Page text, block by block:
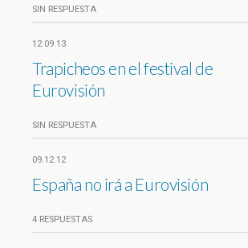
SIN RESPUESTA
12.09.13
Trapicheos en el festival de
Eurovisión
SIN RESPUESTA
09.12.12
España no irá a Eurovisión
4 RESPUESTAS